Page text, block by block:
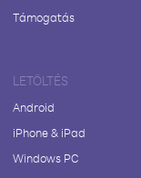
Támogatás
LETÖLTÉS
Android
iPhone & iPad
Windows PC